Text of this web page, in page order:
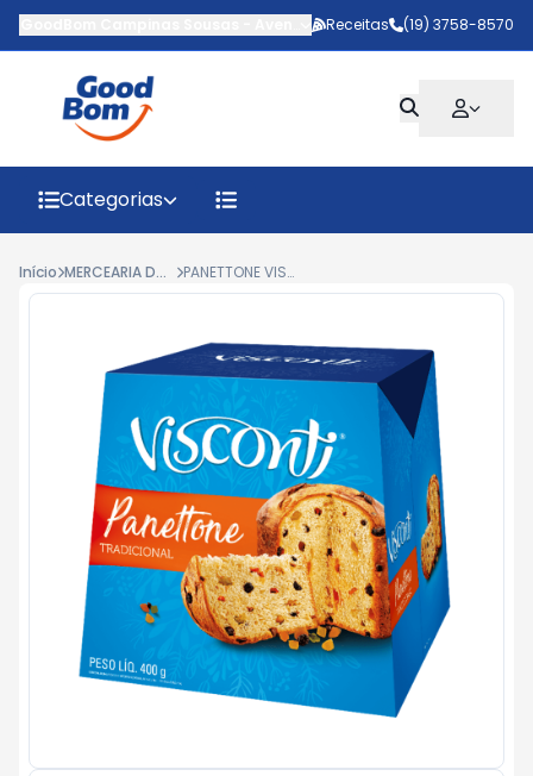
Avenida Antônio Carlos Couto de
Receitas (19) 3758-8570
Categorias
Início MERCEARIA DOCE | SAZONAIS PANETTONE VISCONTI FRUTAS 400G